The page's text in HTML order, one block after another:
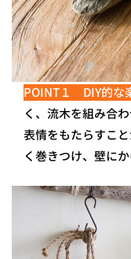
POINT１ DIY的な
く、流木を組み合
表情をもたらすこ
く巻きつけ、壁にか